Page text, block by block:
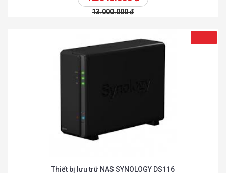
13.000.000đ
Thiết bị lưu trữ NAS SYNOLOGY DS116